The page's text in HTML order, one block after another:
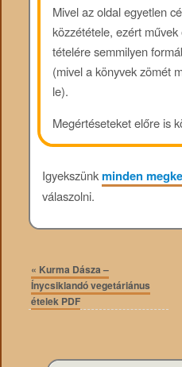
Mivel az oldal egyetlen
közzététele, ezért
tételére semmilyen
(mivel a könyvek zömét
le).
Megértéseteket előre is
Igyekszünkminden
válaszolni.
« Kurma Dásza –
Ínycsiklandó vegetáriánus
ételek PDF